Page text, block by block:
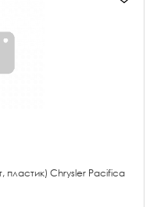
Chrysler Pacifica